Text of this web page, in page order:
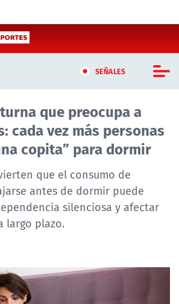
SEÑALES
CHILEque preocupa a
cada vez más personas
copita” para dormir
que el consumo de
antes de dormir puede
silenciosa y afectar
largo plazo.